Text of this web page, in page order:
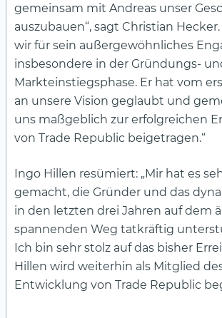
gemeinsam mit Andreas unser
auszubauen“, sagt Christian
wir für sein außergewöhnliches
insbesondere in der Gründungs-
Markteinstiegsphase. Er hat vom
an unsere Vision geglaubt und
uns maßgeblich zur erfolgreichen
von Trade Republic beigetragen.“
Ingo Hillen resümiert: „Mir hat es
gemacht, die Gründer und das
in den letzten drei Jahren auf dem
spannenden Weg tatkräftig
Ich bin sehr stolz auf das bisher
Hillen wird weiterhin als Mitglied
Entwicklung von Trade Republic